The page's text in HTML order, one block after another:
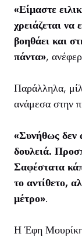
«Είμαστε
χρειάζεται να
βοηθάει και
πάντα»,
Παράλληλα,
ανάμεσα στην
«Συνήθως δεν
δουλειά.
Σαφέστατα
το αντίθετο,
μέτρο».
Η Έφη